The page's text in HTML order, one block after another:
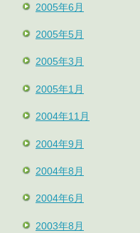
2005年6月
2005年5月
2005年3月
2005年1月
2004年11月
2004年9月
2004年8月
2004年6月
2003年8月